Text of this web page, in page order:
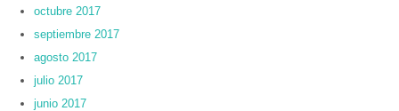
octubre 2017
septiembre 2017
agosto 2017
julio 2017
junio 2017